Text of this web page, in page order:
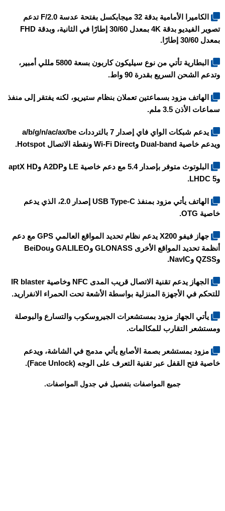
الكاميرا الأمامية بدقة 32 ميجابكسل بفتحة عدسة F/2.0 تدعم
تصوير الفيديو بدقة 4K بمعدل 30/60 إطارًا في الثانية، وبدقة FHD
بمعدل 30/60 إطارًا.
البطارية تأتي من نوع سيليكون كاربون بسعة 5800 مللي أمبير،
وتدعم الشحن السريع بقدرة 90 واط.
الهاتف مزود بسماعتين تعملان بنظام ستيريو، لكنه يفتقر إلى منفذ
سماعات الأذن 3.5 ملم.
يدعم شبكات الواي فاي إصدار 7 بالترددات a/b/g/n/ac/ax/be
ويدعم خاصية Dual-band وWi-Fi Direct ونقطة الاتصال Hotspot.
البلوتوث متوفر بإصدار 5.4 مع دعم خاصية LE وA2DP وaptX HD
وLHDC 5.
الهاتف يأتي مزود بمنفذ USB Type-C إصدار 2.0، الذي يدعم
خاصية OTG.
جهاز فيفو X200 يدعم نظام تحديد المواقع العالمي GPS مع دعم
أنظمة تحديد المواقع الأخرى GLONASS وGALILEO وBeiDou
وQZSS وNavIC.
الجهاز يدعم تقنية الاتصال قريب المدى NFC وخاصية IR blaster
للتحكم في الأجهزة المنزلية بواسطة الأشعة تحت الحمراء الانفراريد.
يأتي الجهاز مزود بمستشعرات الجيروسكوب والتسارع والبوصلة
ومستشعر التقارب للمكالمات.
مزود بمستشعر بصمة الأصابع يأتي مدمج في الشاشة، ويدعم
خاصية فتح القفل عبر تقنية التعرف على الوجه (Face Unlock).
جميع المواصفات بتفصيل في جدول المواصفات.